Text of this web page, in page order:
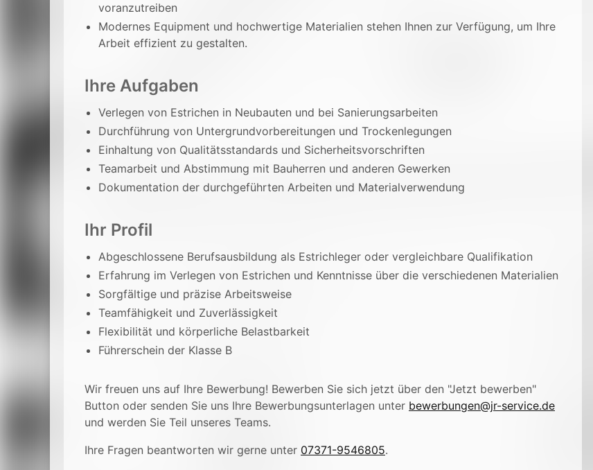
voranzutreiben
Modernes Equipment und hochwertige Materialien stehen Ihnen zur Verfügung, um Ihre
Arbeit effizient zu gestalten.
Ihre Aufgaben
Verlegen von Estrichen in Neubauten und bei Sanierungsarbeiten
Durchführung von Untergrundvorbereitungen und Trockenlegungen
Einhaltung von Qualitätsstandards und Sicherheitsvorschriften
Teamarbeit und Abstimmung mit Bauherren und anderen Gewerken
Dokumentation der durchgeführten Arbeiten und Materialverwendung
Ihr Profil
Abgeschlossene Berufsausbildung als Estrichleger oder vergleichbare Qualifikation
Erfahrung im Verlegen von Estrichen und Kenntnisse über die verschiedenen Materialien
Sorgfältige und präzise Arbeitsweise
Teamfähigkeit und Zuverlässigkeit
Flexibilität und körperliche Belastbarkeit
Führerschein der Klasse B
Wir freuen uns auf Ihre Bewerbung! Bewerben Sie sich jetzt über den "Jetzt bewerben"
Button oder senden Sie uns Ihre Bewerbungsunterlagen unter bewerbungen@jr-service.de
und werden Sie Teil unseres Teams.
Ihre Fragen beantworten wir gerne unter 07371-9546805.